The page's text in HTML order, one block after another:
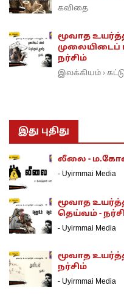
கவிதை
மூவாத
முலையிடைப்
நர்சிம்
இலக்கியம் ›
இது புதிது
லீலை -
- Uyirmmai Media
மூவாத
தெய்வம் -
- Uyirmmai Media
மூவாத
நர்சிம்
- Uyirmmai Media